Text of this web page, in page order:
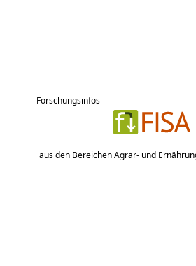
Forschungsinfos
aus den Bereichen Agrar- und